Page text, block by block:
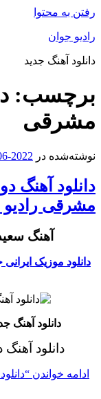
رفتن به محتوا
رادیو جوان
دانلود آهنگ جدید
برچسب:
مشرقی
نوشته‌شده در 2022-06-19
دانلود آهنگ
مشرقی رادیو
آهنگ
دانلود موزیک ایرانی
دانلود
دانلود
ادامه خواندن